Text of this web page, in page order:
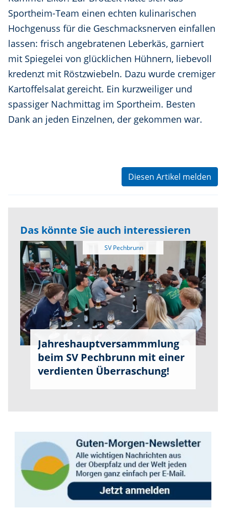
Sportheim-Team einen echten kulinarischen
Hochgenuss für die Geschmacksnerven einfallen
lassen: frisch angebratenen Leberkäs, garniert
mit Spiegelei von glücklichen Hühnern, liebevoll
kredenzt mit Röstzwiebeln. Dazu wurde cremiger
Kartoffelsalat gereicht. Ein kurzweiliger und
spassiger Nachmittag im Sportheim. Besten
Dank an jeden Einzelnen, der gekommen war.
Diesen Artikel melden
Das könnte Sie auch interessieren
Jahreshauptversammmlung
beim SV Pechbrunn mit einer
verdienten Überraschung!